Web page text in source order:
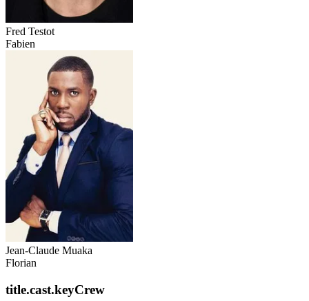
Fred Testot
Fabien
Jean-Claude Muaka
Florian
title.cast.keyCrew